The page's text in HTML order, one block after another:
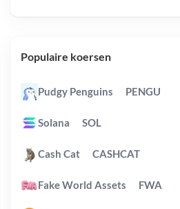
Populaire koersen
Pudgy Penguins PENGU
Solana SOL
Cash Cat CASHCAT
Fake World Assets FWA